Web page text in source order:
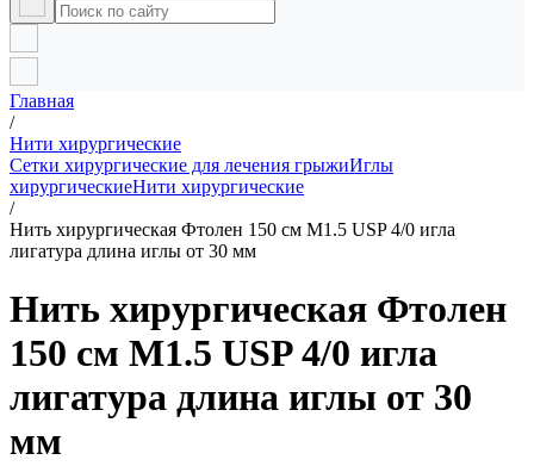
Главная
/
Нити хирургические
Сетки хирургические для лечения грыжиИглы
хирургическиеНити хирургические
/
Нить хирургическая Фтолен 150 см М1.5 USP 4/0 игла
лигатура длина иглы от 30 мм
Нить хирургическая Фтолен
150 см М1.5 USP 4/0 игла
лигатура длина иглы от 30
мм